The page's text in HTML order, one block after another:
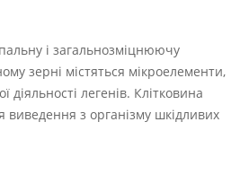
і загальнозміцнюючу
зерні містяться мікроелементи,
діяльності легенів. Клітковина
виведення з організму шкідливих